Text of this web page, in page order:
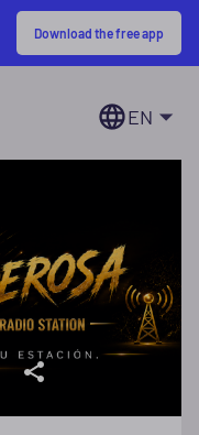
Download the free app
EN